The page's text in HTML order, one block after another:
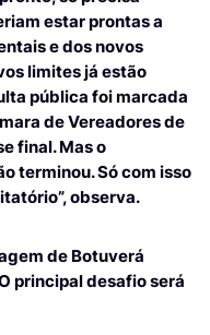
estar prontas a
e dos novos
limites já estão
pública foi marcada
de Vereadores de
final. Mas o
terminou. Só com isso
observa.
de Botuverá
principal desafio será